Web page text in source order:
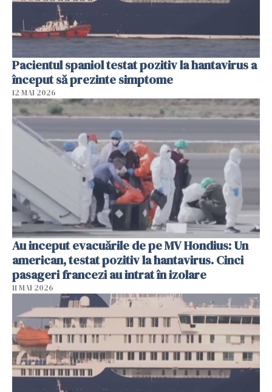
Pacientul spaniol testat pozitiv la hantavirus a
început să prezinte simptome
12 MAI 2026
Au inceput evacuările de pe MV Hondius: Un
american, testat pozitiv la hantavirus. Cinci
pasageri francezi au intrat în izolare
11 MAI 2026